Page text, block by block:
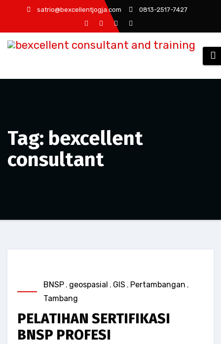
content
satrio@bexcellentjogja.com 0813-2517-7427
Tag: bexcellent
consultant
BNSP , geospasial , GIS , Pertambangan ,
Tambang
PELATIHAN SERTIFIKASI
BNSP PROFESI